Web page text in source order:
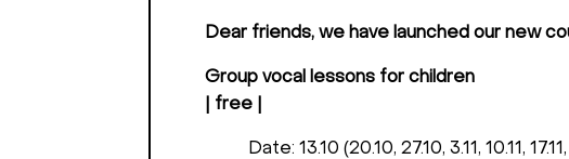
Dear friends, we have launched our new
Group vocal lessons for children
| free |
Date: 13.10 (20.10, 27.10, 3.11, 10.11,